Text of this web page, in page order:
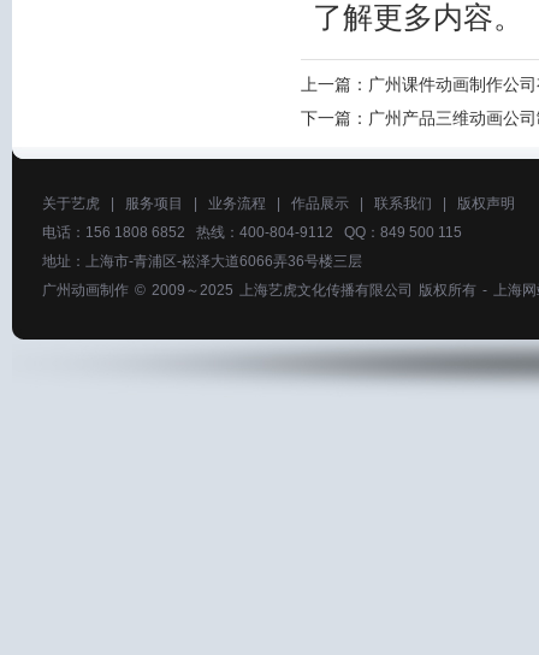
了解更多内容。
上一篇： 广州课件动画制作公
下一篇： 广州产品三维动画公
关于艺虎 服务项目 业务流程 作品展示 联系我们
版权声明
电话：156 1808 6852 热线：400-804-9112 QQ：849 500 115
地址：上海市-青浦区-崧泽大道6066弄36号楼三层
广州动画制作 © 2009～2025 上海艺虎文化传播有限公司 版权所有 - 上海